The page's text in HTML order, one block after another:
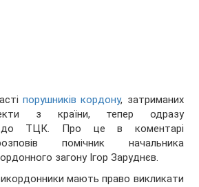
порушників кордону, затриманих
з країни, тепер одразу
до ТЦК. Про це в коментарі
помічник начальника
загону Ігор Заруднєв.
мають право викликати